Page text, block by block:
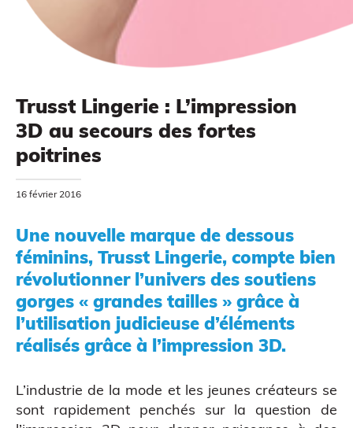
MODÉLISATION 3D
CAO
Trusst Lingerie : L’impression
3D au secours des fortes
poitrines
16 février 2016
Une nouvelle marque de dessous
féminins, Trusst Lingerie, compte bien
révolutionner l’univers des soutiens
gorges « grandes tailles » grâce à
l’utilisation judicieuse d’éléments
réalisés grâce à l’impression 3D.
L’industrie de la mode et les jeunes créateurs se
sont rapidement penchés sur la question de